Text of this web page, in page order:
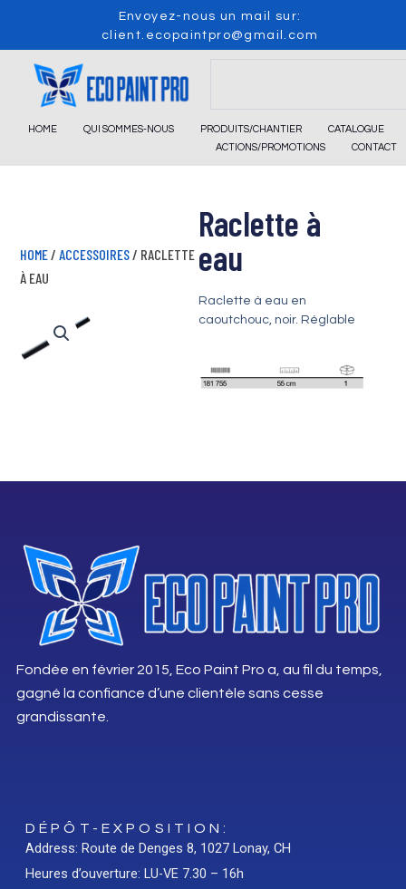
content
Envoyez-nous un mail sur:
client.ecopaintpro@gmail.com
HOME QUI SOMMES-NOUS PRODUITS/CHANTIER
CATALOGUE
ACTIONS/PROMOTIONS
CONTACT
Raclette à
eau
Raclette à eau en
caoutchouc, noir. Réglable
HOME / ACCESSOIRES / RACLETTE
À EAU
Fondée en février 2015, Eco Paint Pro a, au fil du temps,
gagné la confiance d’une clientèle sans cesse
grandissante.
DÉPÔT-EXPOSITION:
Address: Route de Denges 8, 1027 Lonay, CH
Heures d’ouverture: LU-VE 7.30 – 16h